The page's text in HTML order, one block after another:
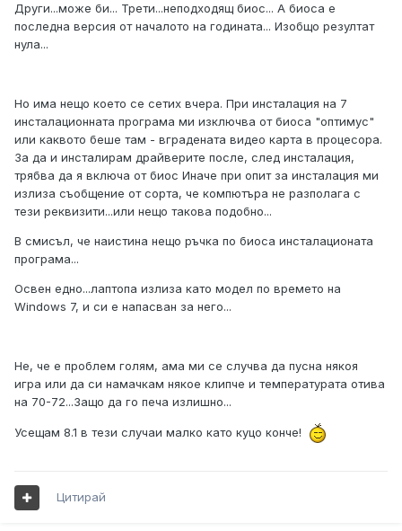
Други...може би... Трети...неподходящ биос... А биоса е
последна версия от началото на годината... Изобщо резултат
нула...
Но има нещо което се сетих вчера. При инсталация на 7
инсталационната програма ми изключва от биоса "оптимус"
или каквото беше там - вградената видео карта в процесора.
За да и инсталирам драйверите после, след инсталация,
трябва да я включа от биос Иначе при опит за инсталация ми
излиза съобщение от сорта, че компютъра не разполага с
тези реквизити...или нещо такова подобно...
В смисъл, че наистина нещо ръчка по биоса инсталационата
програма...
Освен едно...лаптопа излиза като модел по времето на
Windows 7, и си е напасван за него...
Не, че е проблем голям, ама ми се случва да пусна някоя
игра или да си намачкам някое клипче и температурата отива
на 70-72...Защо да го печа излишно...
Усещам 8.1 в тези случаи малко като куцо конче!
Цитирай